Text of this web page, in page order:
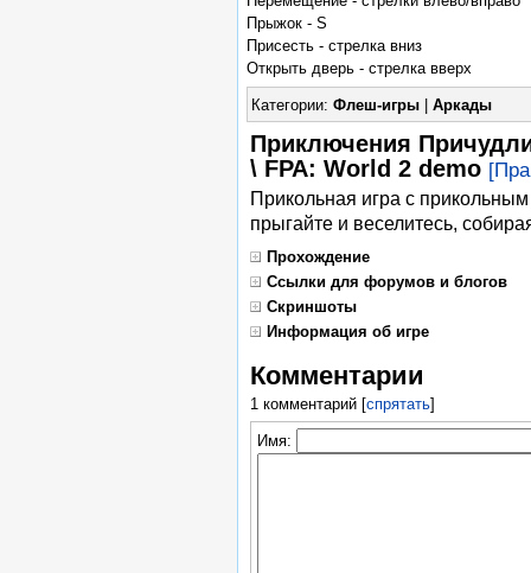
Прыжок - S
Присесть - стрелка вниз
Открыть дверь - стрелка вверх
Категории: Флеш-игры| Аркады
Приключения
\ FPA: World 2 demo
Прикольная игра с
прыгайте и веселитесь,
Прохождение
Ссылки для форумов и блогов
Скриншоты
Информация об игре
Комментарии
1 комментарий[спрятать]
Имя: